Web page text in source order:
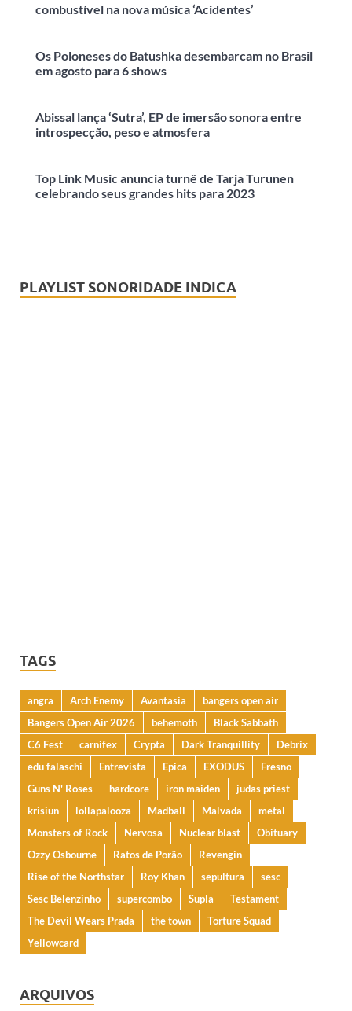
combustível na nova música ‘Acidentes’
Os Poloneses do Batushka desembarcam no Brasil
em agosto para 6 shows
Abissal lança ‘Sutra’, EP de imersão sonora entre
introspecção, peso e atmosfera
Top Link Music anuncia turnê de Tarja Turunen
celebrando seus grandes hits para 2023
PLAYLIST SONORIDADE INDICA
TAGS
angra Arch Enemy Avantasia
bangers open air
Bangers Open Air 2026
behemoth
Black Sabbath
C6 Fest
carnifex Crypta Dark Tranquillity
Debrix
edu falaschi
Entrevista Epica EXODUS
Fresno
Guns N' Roses
hardcore iron maiden
judas priest
krisiun
lollapalooza Madball Malvada
metal
Monsters of Rock
Nervosa Nuclear blast
Obituary
Ozzy Osbourne
Ratos de Porão
Revengin
Rise of the Northstar
Roy Khan sepultura
sesc
Sesc Belenzinho
supercombo Supla
Testament
The Devil Wears Prada
the town
Torture Squad
Yellowcard
ARQUIVOS